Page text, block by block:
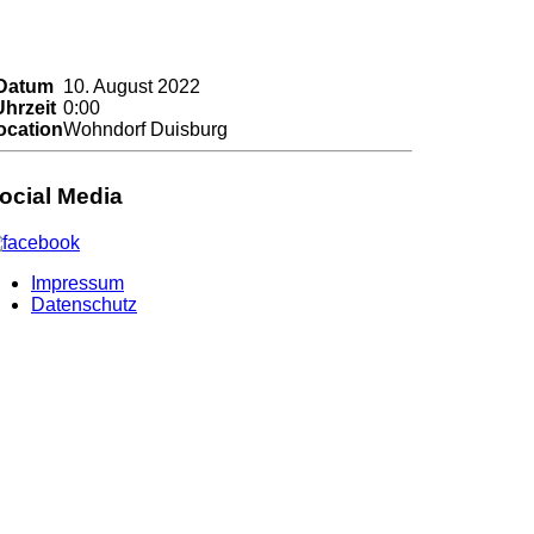
10. August 2022
0:00
Wohndorf Duisburg
Media
Impressum
Datenschutz